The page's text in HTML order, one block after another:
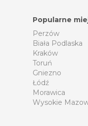
Popularne
Perzów
Biała Podlaska
Kraków
Toruń
Gniezno
Łódź
Morawica
Wysokie